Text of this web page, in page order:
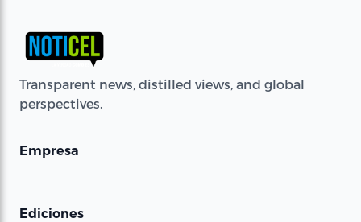
Transparent news, distilled views, and global
perspectives.
Empresa
Ediciones